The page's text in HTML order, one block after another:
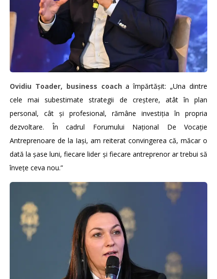
Ovidiu Toader, business coach a împărtășit: „Una dintre
cele mai subestimate strategii de creștere, atât în plan
personal, cât și profesional, rămâne investiția în propria
dezvoltare. În cadrul Forumului Național De Vocație
Antreprenoare de la Iași, am reiterat convingerea că, măcar o
dată la șase luni, fiecare lider și fiecare antreprenor ar trebui să
învețe ceva nou.”